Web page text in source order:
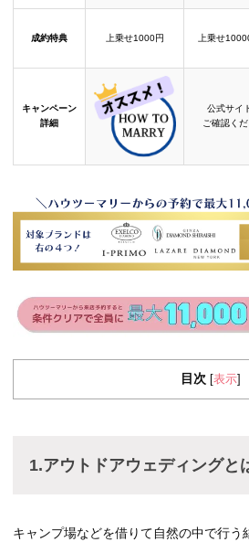
成約特典 上乗せ1000円 上乗せ
キャンペーン
詳細
公式サイ
ご確認く
目次 表示
1.アウトドアウェディングと
キャンプ場などを借りて自然の中で行う